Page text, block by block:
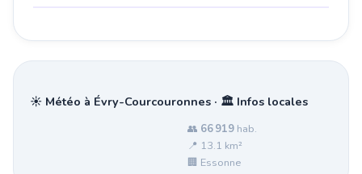
☀️ Météo à Évry-Courcouronnes · 🏛️ Infos locales
👥 66 919 hab.
📍 13.1 km²
🏢 Essonne